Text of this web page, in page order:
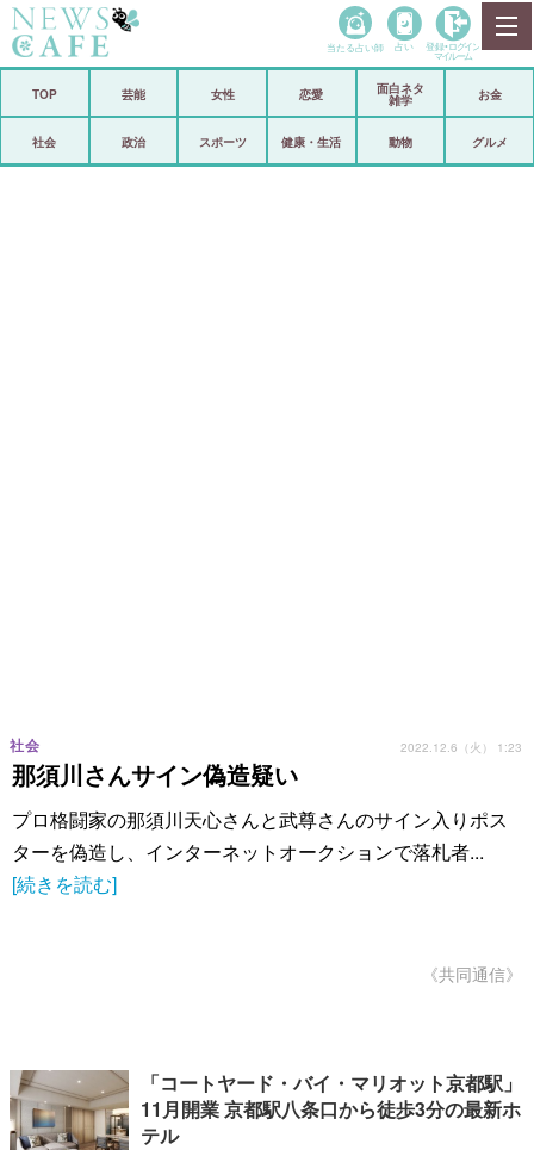
政治
当たる占い師 占い 登録• ログイン
マイルーム
TOP 芸能 女性 恋愛
面白ネタ
雑学
お金
社会 政治 スポーツ 健康・生活 動物 グルメ
那須川さんサイン偽造疑い
社会 2022.12.6（火） 1:23
プロ格闘家の那須川天心さんと武尊さんのサイン入りポス
ターを偽造し、インターネットオークションで落札者...
[続きを読む]
《共同通信》
「コートヤード・バイ・マリオット京都駅」
11月開業 京都駅八条口から徒歩3分の最新ホ
テル